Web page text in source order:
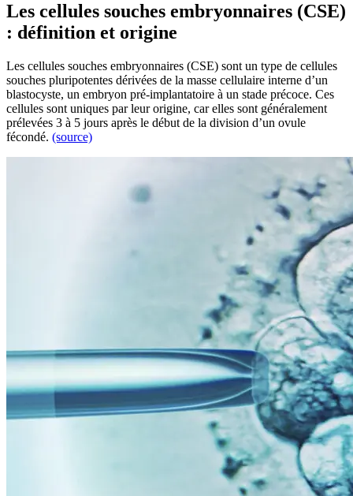
Les cellules souches embryonnaires (CSE)
: définition et origine
Les cellules souches embryonnaires (CSE) sont un type de cellules
souches pluripotentes dérivées de la masse cellulaire interne d’un
blastocyste, un embryon pré-implantatoire à un stade précoce. Ces
cellules sont uniques par leur origine, car elles sont généralement
prélevées 3 à 5 jours après le début de la division d’un ovule
fécondé. (source)